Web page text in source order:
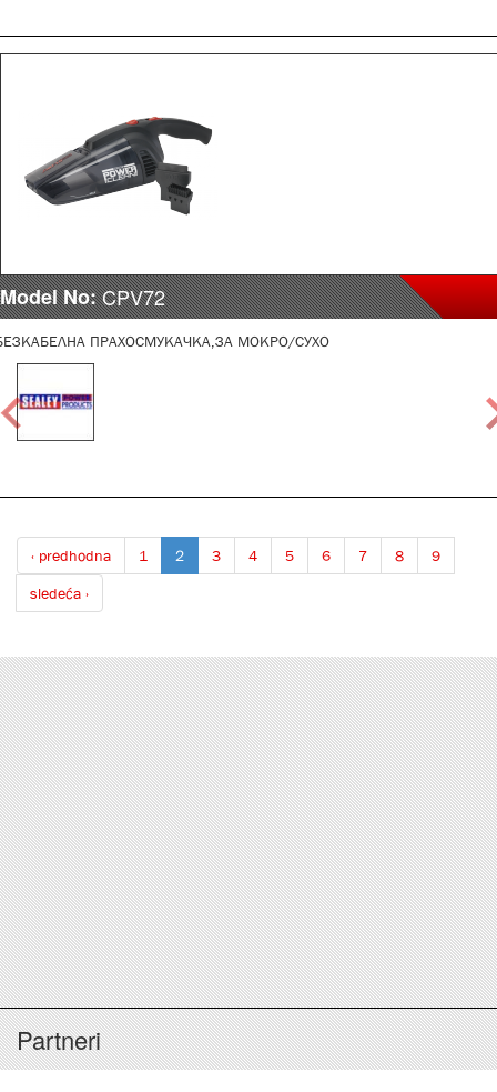
Model No:CPV72
ПРАХОСМУКАЧКА,ЗА МОКРО/СУХО
‹ predhodna 1 2 3 4 5 6 7 8
9
sledeća ›
Partneri